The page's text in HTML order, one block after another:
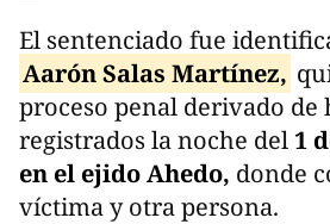
El sentenciado fue
Aarón Salas Martínez,
proceso penal derivado de
registrados la noche del 1
en el ejido Ahedo, donde
víctima y otra persona.